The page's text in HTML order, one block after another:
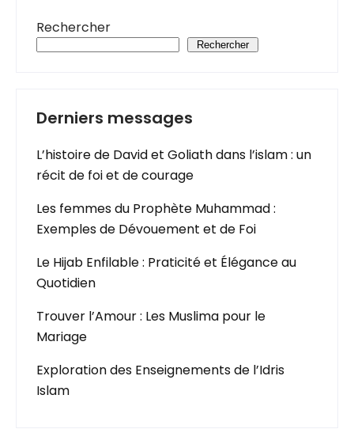
Rechercher
Rechercher
Derniers messages
L’histoire de David et Goliath dans l’islam : un
récit de foi et de courage
Les femmes du Prophète Muhammad :
Exemples de Dévouement et de Foi
Le Hijab Enfilable : Praticité et Élégance au
Quotidien
Trouver l’Amour : Les Muslima pour le
Mariage
Exploration des Enseignements de l’Idris
Islam